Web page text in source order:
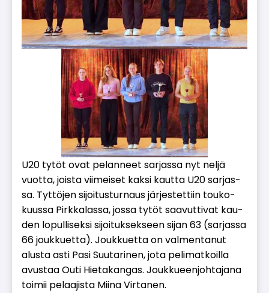
U20 ty­töt ovat pe­lan­neet sar­jas­sa nyt nel­jä
vuot­ta, jois­ta vii­mei­set kak­si kaut­ta U20 sar­jas­
sa. Tyt­tö­jen si­joi­tus­tur­naus jär­jes­tet­tiin tou­ko­
kuus­sa Pirk­ka­las­sa, jos­sa ty­töt saa­vut­ti­vat kau­
den lo­pul­li­sek­si si­joi­tuk­sek­seen si­jan 63 (sar­jas­sa
66 jouk­ku­et­ta). Jouk­ku­et­ta on val­men­ta­nut
alus­ta as­ti Pasi Suu­ta­ri­nen, jota pe­li­mat­koil­la
avus­taa Ou­ti Hie­ta­kan­gas. Jouk­ku­een­joh­ta­ja­na
toi­mii pe­laa­jis­ta Mii­na Vir­ta­nen.